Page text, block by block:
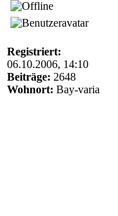
Registriert:
06.10.2006, 14:10
Beiträge: 2648
Wohnort: Bay-varia